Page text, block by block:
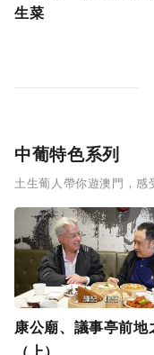
生菜
中葡特色系列
土生葡人帶你遊澳門，感
康公廟、議事亭前地